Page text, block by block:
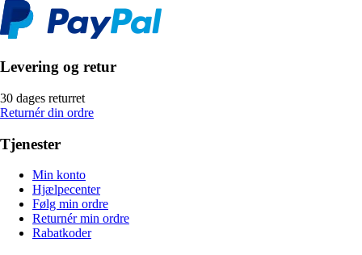
Levering og retur
30 dages returret
Returnér din ordre
Tjenester
Min konto
Hjælpecenter
Følg min ordre
Returnér min ordre
Rabatkoder